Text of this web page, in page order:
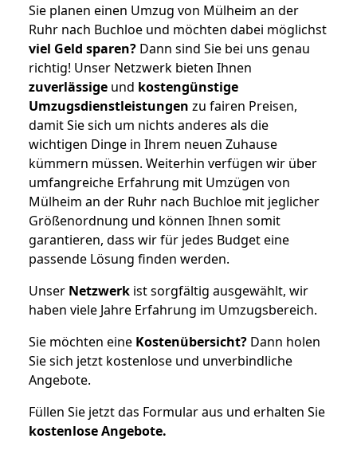
Sie planen einen Umzug von Mülheim an der
Ruhr nach Buchloe und möchten dabei möglichst
viel Geld sparen? Dann sind Sie bei uns genau
richtig! Unser Netzwerk bieten Ihnen
zuverlässige und kostengünstige
Umzugsdienstleistungen zu fairen Preisen,
damit Sie sich um nichts anderes als die
wichtigen Dinge in Ihrem neuen Zuhause
kümmern müssen. Weiterhin verfügen wir über
umfangreiche Erfahrung mit Umzügen von
Mülheim an der Ruhr nach Buchloe mit jeglicher
Größenordnung und können Ihnen somit
garantieren, dass wir für jedes Budget eine
passende Lösung finden werden.
Unser Netzwerk ist sorgfältig ausgewählt, wir
haben viele Jahre Erfahrung im Umzugsbereich.
Sie möchten eine Kostenübersicht? Dann holen
Sie sich jetzt kostenlose und unverbindliche
Angebote.
Füllen Sie jetzt das Formular aus und erhalten Sie
kostenloseAngebote.